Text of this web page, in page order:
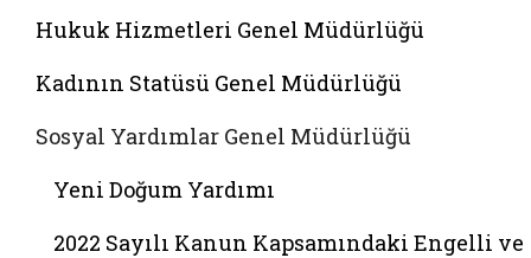
Hukuk Hizmetleri Genel Müdürlüğü
Kadının Statüsü Genel Müdürlüğü
Sosyal Yardımlar Genel Müdürlüğü
Yeni Doğum Yardımı
2022 Sayılı Kanun Kapsamındaki Engelli ve